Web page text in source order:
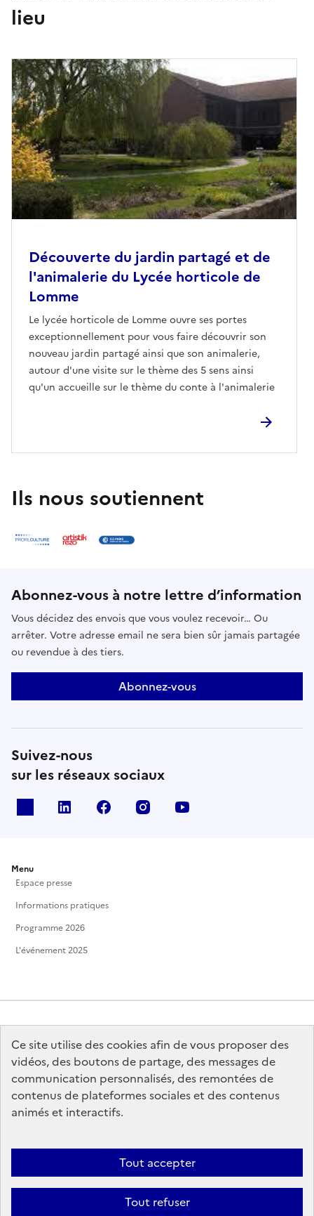
Ce site utilise des cookies afin de vous proposer des
vidéos, des boutons de partage, des messages de
communication personnalisés, des remontées de
contenus de plateformes sociales et des contenus
animés et interactifs.
Tout accepter
Tout refuser
lieu
Découverte du jardin partagé et de
l'animalerie du Lycée horticole de
Lomme
Le lycée horticole de Lomme ouvre ses portes
exceptionnellement pour vous faire découvrir son
nouveau jardin partagé ainsi que son animalerie,
autour d'une visite sur le thème des 5 sens ainsi
qu'un accueille sur le thème du conte à l'animalerie
Ils nous soutiennent
Abonnez-vous à notre lettre d’information
Vous décidez des envois que vous voulez recevoir… Ou
arrêter. Votre adresse email ne sera bien sûr jamais partagée
ou revendue à des tiers.
Abonnez-vous
Suivez-nous
sur les réseaux sociaux
Linkedin Facebook Instagram
Menu
Espace presse
Informations pratiques
Programme 2026
L'événement 2025
MINISTÈRE
DE LA CULTURE
data.gouv.fr